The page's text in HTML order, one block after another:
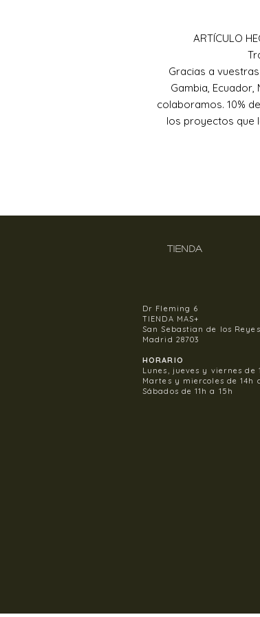
ARTÍCULO
Gracias a
Gambia,
colaboramos. 10%
los proyectos que
TIENDA
Dr Fleming 6
TIENDA MAS+
San Sebastian de los
Madrid 28703
HORARIO
Lunes, jueves y viernes de
Martes y miercoles de 14h
Sábados de 11h a 15h